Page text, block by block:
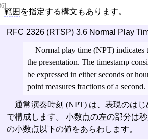
範囲 を指定する構文もあります。
RFC 2326(RTSP) 3.6 Normal Play
Normal play time (NPT) indicates
the presentation. The timestamp
be expressed in either seconds or
point measures fractions of a second.
通常演奏時刻 (NPT) は、表現のは
で構成します。 小数点の左の部分は
の小数点以下の値をあらわします。